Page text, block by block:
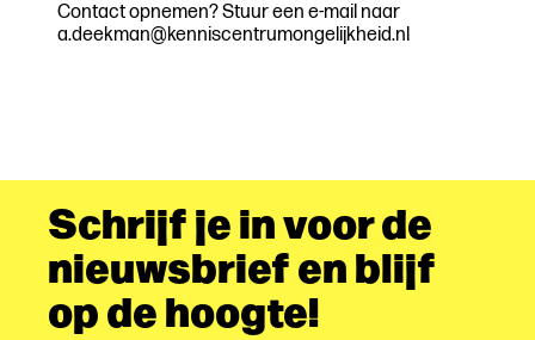
Contact opnemen? Stuur een e-mail naar
a.deekman@kenniscentrumongelijkheid.nl
Schrijf je in voor de
nieuwsbrief en blijf
op de hoogte!